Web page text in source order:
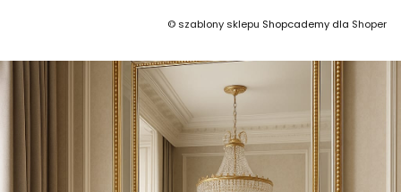
©szablony sklepu Shopcademy dla Shoper